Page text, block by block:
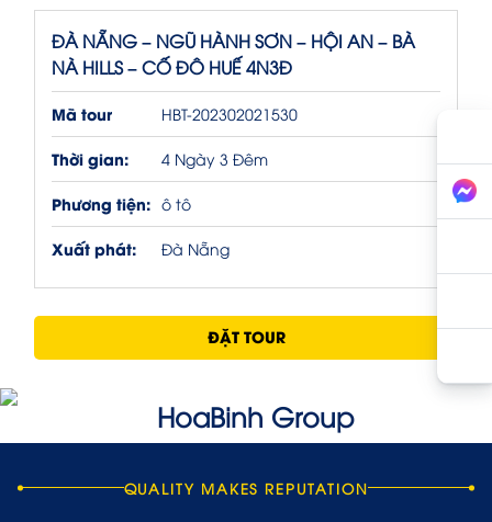
ĐÀ NẴNG – NGŨ HÀNH SƠN – HỘI AN – BÀ
NÀ HILLS – CỐ ĐÔ HUẾ 4N3Đ
Mã tour HBT-202302021530
Thời gian: 4 Ngày 3 Đêm
Phương tiện: ô tô
Xuất phát: Đà Nẵng
ĐẶT TOUR
QUALITY MAKES REPUTATION